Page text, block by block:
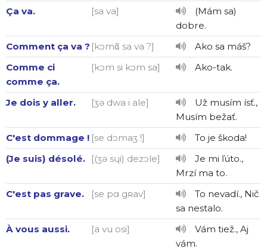
Ça va.
[sa va]
(Mám sa)
dobre.
Comment ça va ? [kɔmɑ̃ sa va ?]
Ako sa máš?
Comme ci
comme ça.
[kɔm si kɔm sa] Ako-tak.
Je dois y aller. [ʒə dwa i ale]
Už musím ísť.,
Musím bežať.
C'est dommage ! [se dɔmaʒ !]
To je škoda!
(Je suis) désolé.
[(ʒə sɥi) dezɔle]
Je mi ľúto.,
Mrzí ma to.
C'est pas grave.
[se pɑ gʀav]
To nevadí., Nič
sa nestalo.
À vous aussi.
[a vu osi]
Vám tiež., Aj
vám.